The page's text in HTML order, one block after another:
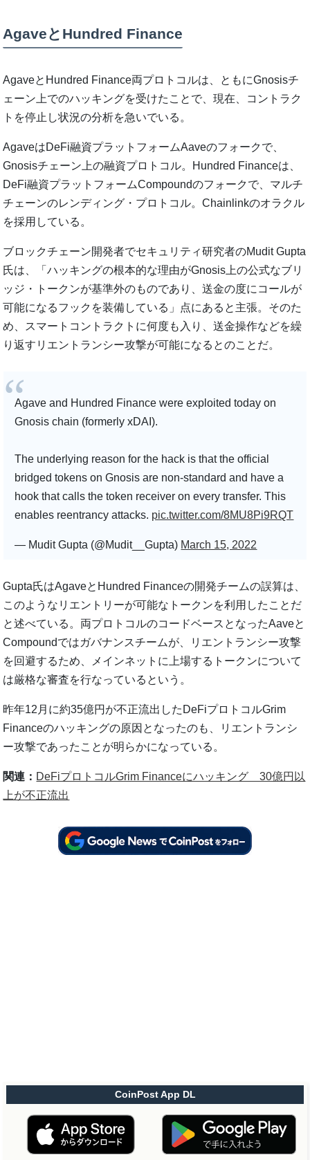
AgaveとHundred Finance
AgaveとHundred Finance両プロトコルは、ともにGnosisチ
ェーン上でのハッキングを受けたことで、現在、コントラク
トを停止し状況の分析を急いでいる。
AgaveはDeFi融資プラットフォームAaveのフォークで、
Gnosisチェーン上の融資プロトコル。Hundred Financeは、
DeFi融資プラットフォームCompoundのフォークで、マルチ
チェーンのレンディング・プロトコル。Chainlinkのオラクル
を採用している。
ブロックチェーン開発者でセキュリティ研究者のMudit Gupta
氏は、「ハッキングの根本的な理由がGnosis上の公式なブリ
ッジ・トークンが基準外のものであり、送金の度にコールが
可能になるフックを装備している」点にあると主張。そのた
め、スマートコントラクトに何度も入り、送金操作などを繰
り返すリエントランシー攻撃が可能になるとのことだ。
Agave and Hundred Finance were exploited today on
Gnosis chain (formerly xDAI).
The underlying reason for the hack is that the official
bridged tokens on Gnosis are non-standard and have a
hook that calls the token receiver on every transfer. This
enables reentrancy attacks. pic.twitter.com/8MU8Pi9RQT
— Mudit Gupta (@Mudit__Gupta) March 15, 2022
Gupta氏はAgaveとHundred Financeの開発チームの誤算は、
このようなリエントリーが可能なトークンを利用したことだ
と述べている。両プロトコルのコードベースとなったAaveと
Compoundではガバナンスチームが、リエントランシー攻撃
を回避するため、メインネットに上場するトークンについて
は厳格な審査を行なっているという。
昨年12月に約35億円が不正流出したDeFiプロトコルGrim
Financeのハッキングの原因となったのも、リエントランシ
ー攻撃であったことが明らかになっている。
関連： DeFiプロトコルGrim Financeにハッキング 30億円以
上が不正流出
CoinPost App DL